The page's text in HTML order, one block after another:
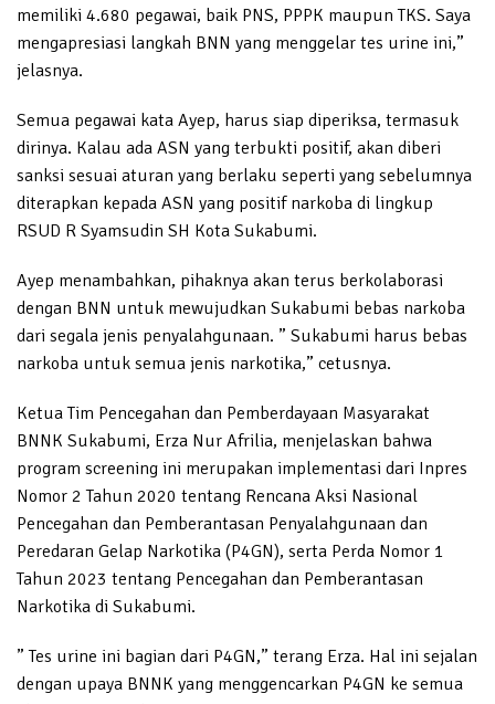
memiliki 4.680 pegawai, baik PNS, PPPK maupun TKS. Saya
mengapresiasi langkah BNN yang menggelar tes urine ini,”
jelasnya.
Semua pegawai kata Ayep, harus siap diperiksa, termasuk
dirinya. Kalau ada ASN yang terbukti positif, akan diberi
sanksi sesuai aturan yang berlaku seperti yang sebelumnya
diterapkan kepada ASN yang positif narkoba di lingkup
RSUD R Syamsudin SH Kota Sukabumi.
Ayep menambahkan, pihaknya akan terus berkolaborasi
dengan BNN untuk mewujudkan Sukabumi bebas narkoba
dari segala jenis penyalahgunaan. ” Sukabumi harus bebas
narkoba untuk semua jenis narkotika,” cetusnya.
Ketua Tim Pencegahan dan Pemberdayaan Masyarakat
BNNK Sukabumi, Erza Nur Afrilia, menjelaskan bahwa
program screening ini merupakan implementasi dari Inpres
Nomor 2 Tahun 2020 tentang Rencana Aksi Nasional
Pencegahan dan Pemberantasan Penyalahgunaan dan
Peredaran Gelap Narkotika (P4GN), serta Perda Nomor 1
Tahun 2023 tentang Pencegahan dan Pemberantasan
Narkotika di Sukabumi.
” Tes urine ini bagian dari P4GN,” terang Erza. Hal ini sejalan
dengan upaya BNNK yang menggencarkan P4GN ke semua